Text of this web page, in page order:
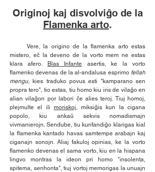
Originoj kaj disvolviĝo de la
Flamenka arto.
Vere, la origino de la flamenka arto estas
mistero, eĉ la deveno de la vorto mem ne estas
klara afero.
Blas Infante asertis, ke la vorto
flamenko devenas de la al-andalusa esprimo fellah
mengu, kies traduko povus esti "kamparano sen
propra tero", tio estas, tiu homo kiu iris de vilaĝo en
alian vilaĝon por labori ĉe alies teroj. Tiuj homoj,
plejmulte el ili moriskoj, miksiĝis kun la cigana
popolo, kiu ankaŭ sekvis nomadismajn
vivmanierojn. Sendube, tiu kunfandiĝo klarigas kial
la flamenka kantado havas samtempe arabajn kaj
ciganajn sonojn. Aliaj fakuloj opinias, ke la vorto
flamenko devenas el sama vorto, kiu en la hispana
lingvo montras la ideon pri homo "insolenta,
spitema, senhonta", tiuj vortoj memorigas la unuajn